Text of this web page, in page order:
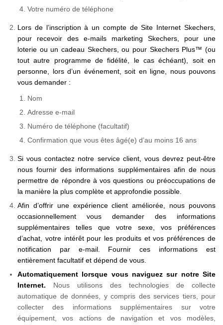
Votre numéro de téléphone
Lors de l’inscription à un compte de Site Internet Skechers,
pour recevoir des e-mails marketing Skechers, pour une
loterie ou un cadeau Skechers, ou pour Skechers Plus™ (ou
tout autre programme de fidélité, le cas échéant), soit en
personne, lors d’un événement, soit en ligne, nous pouvons
vous demander :
Nom
Adresse e-mail
Numéro de téléphone (facultatif)
Confirmation que vous êtes âgé(e) d’au moins 16 ans
Si vous contactez notre service client, vous devrez peut-être
nous fournir des informations supplémentaires afin de nous
permettre de répondre à vos questions ou préoccupations de
la manière la plus complète et approfondie possible.
Afin d’offrir une expérience client améliorée, nous pouvons
occasionnellement vous demander des informations
supplémentaires telles que votre sexe, vos préférences
d’achat, votre intérêt pour les produits et vos préférences de
notification par e-mail. Fournir ces informations est
entièrement facultatif et dépend de vous.
Automatiquement lorsque vous naviguez sur notre Site
Internet. Nous utilisons des technologies de collecte
automatique de données, y compris des services tiers, pour
collecter des informations supplémentaires sur votre
équipement, vos actions de navigation et vos modèles,